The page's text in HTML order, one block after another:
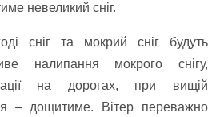
невеликий сніг.
сніг та мокрий сніг будуть
налипання мокрого снігу,
на дорогах, при вищій
– дощитиме.
Вітер переважно